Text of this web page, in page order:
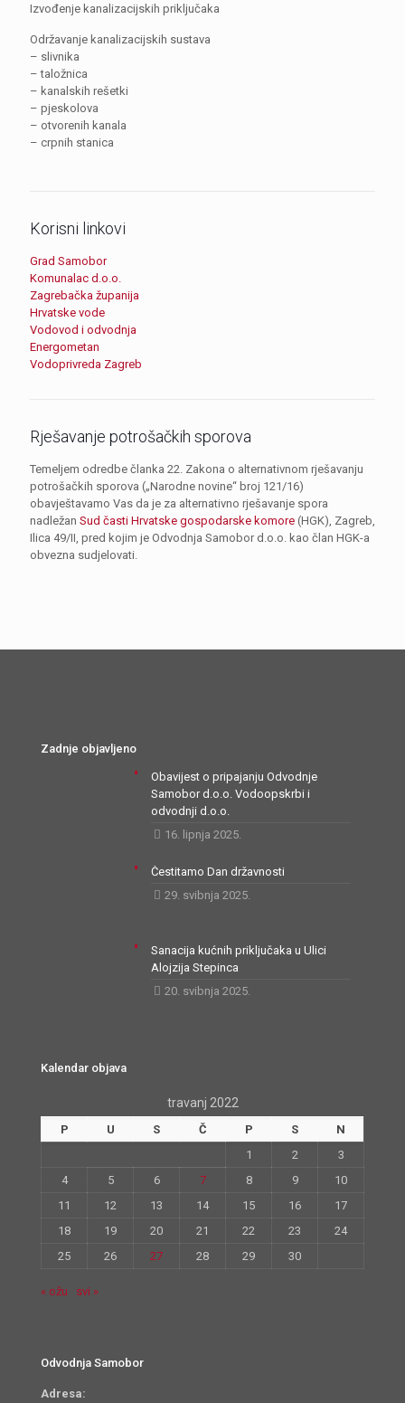
Izvođenje kanalizacijskih priključaka
Održavanje kanalizacijskih sustava
– slivnika
– taložnica
– kanalskih rešetki
– pjeskolova
– otvorenih kanala
– crpnih stanica
Korisni linkovi
Grad Samobor
Komunalac d.o.o.
Zagrebačka županija
Hrvatske vode
Vodovod i odvodnja
Energometan
Vodoprivreda Zagreb
Rješavanje potrošačkih sporova
Temeljem odredbe članka 22. Zakona o alternativnom rješavanju
potrošačkih sporova („Narodne novine“ broj 121/16)
obavještavamo Vas da je za alternativno rješavanje spora
nadležan Sud časti Hrvatske gospodarske komore (HGK), Zagreb,
Ilica 49/II, pred kojim je Odvodnja Samobor d.o.o. kao član HGK-a
obvezna sudjelovati.
Zadnje objavljeno
Obavijest o pripajanju Odvodnje
Samobor d.o.o. Vodoopskrbi i
odvodnji d.o.o.
16. lipnja 2025.
Čestitamo Dan državnosti
29. svibnja 2025.
Sanacija kućnih priključaka u Ulici
Alojzija Stepinca
20. svibnja 2025.
Kalendar objava
travanj 2022
P U S Č P S
N
1
2
3
4
5 6 7 8 9
10
11
12 13 14 15 16
17
18
19 20 21 22 23
24
25
26 27 28 29 30
« ožu svi »
Odvodnja Samobor
Adresa: